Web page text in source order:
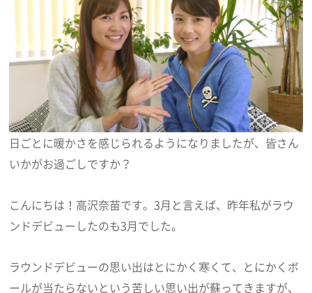
日ごとに暖かさを感じられるようになりましたが、皆さん
いかがお過ごしですか？
こんにちは！高沢奈苗です。3月と言えば、昨年私がラウ
ンドデビューしたのも3月でした。
ラウンドデビューの思い出はとにかく寒くて、とにかくボ
ールが当たらないという苦しい思い出が蘇ってきますが、